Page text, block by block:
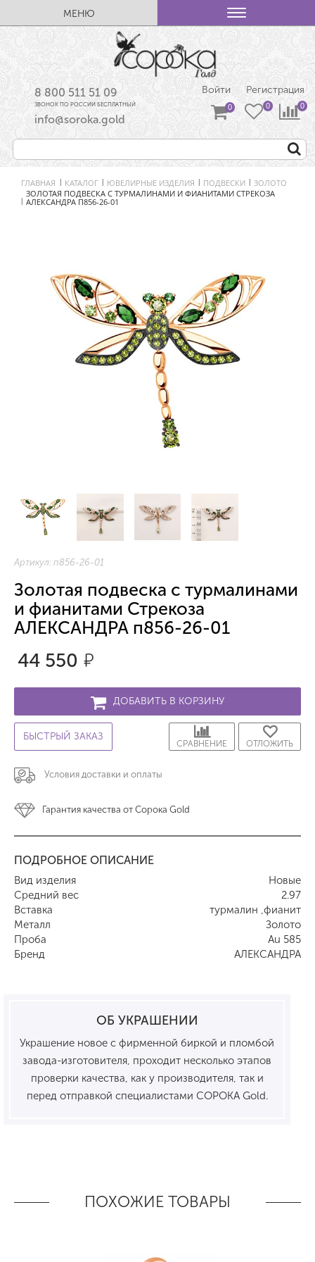
МЕНЮ
8 800 511 51 09
ЗВОНОК ПО РОССИИ БЕСПЛАТНЫЙ
info@soroka.gold
Войти Регистрация
ГЛАВНАЯ КАТАЛОГ ЮВЕЛИРНЫЕ ИЗДЕЛИЯ ПОДВЕСКИ ЗОЛОТО
ЗОЛОТАЯ ПОДВЕСКА С ТУРМАЛИНАМИ И ФИАНИТАМИ СТРЕКОЗА
АЛЕКСАНДРА П856-26-01
Артикул: п856-26-01
Золотая подвеска с турмалинами
и фианитами Стрекоза
АЛЕКСАНДРА п856-26-01
44 550 р.
ДОБАВИТЬ В КОРЗИНУ
БЫСТРЫЙ ЗАКАЗ
ОТЛОЖИТЬ
СРАВНЕНИЕ
Условия доставки и оплаты
Гарантия качества от Сорока Gold
ПОДРОБНОЕ ОПИСАНИЕ
Вид изделия
Новые
Средний вес
2.97
Вставка
турмалин ,фианит
Металл
Золото
Проба
Au 585
Бренд
АЛЕКСАНДРА
ОБ УКРАШЕНИИ
Украшение новое с фирменной биркой и пломбой
завода-изготовителя, проходит несколько этапов
проверки качества, как у производителя, так и
перед отправкой специалистами СОРОКА Gold.
ПОХОЖИЕ ТОВАРЫ